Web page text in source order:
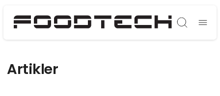
Søg
Artikler